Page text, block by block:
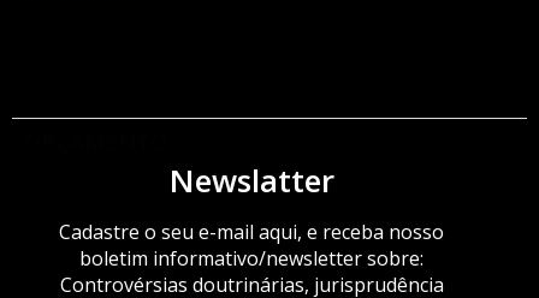
Newslatter
Cadastre o seu e-mail aqui, e receba nosso
boletim informativo/newsletter sobre:
Controvérsias doutrinárias, jurisprudência